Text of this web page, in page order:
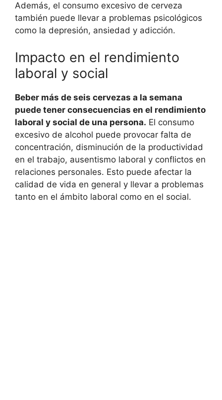
Además, el consumo excesivo de cerveza
también puede llevar a problemas psicológicos
como la depresión, ansiedad y adicción.
Impacto en el rendimiento
laboral y social
Beber más de seis cervezas a la semana
puede tener consecuencias en el rendimiento
laboral y social de una persona. El consumo
excesivo de alcohol puede provocar falta de
concentración, disminución de la productividad
en el trabajo, ausentismo laboral y conflictos en
relaciones personales. Esto puede afectar la
calidad de vida en general y llevar a problemas
tanto en el ámbito laboral como en el social.